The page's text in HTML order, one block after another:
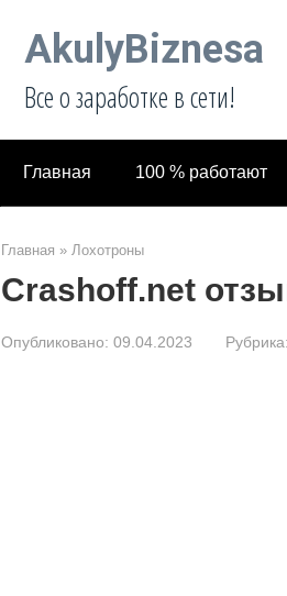
AkulyBiznesa
Все о заработке в сети!
Главная 100 % работают
Главная » Лохотроны
Crashoff.net
Опубликовано: 09.04.2023 Рубрика: